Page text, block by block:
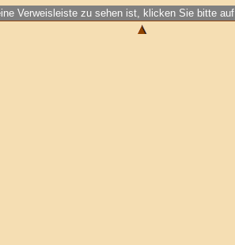
Verweisleiste zu sehen ist, klicken Sie bitte auf